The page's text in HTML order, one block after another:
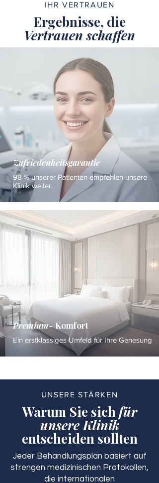
IHR VERTRAUEN
Ergebnisse, die
Vertrauen schaffen
Zufriedenheitsgarantie
98 % unserer Patienten empfehlen unsere
Klinik weiter.
Premium-Komfort
Ein erstklassiges Umfeld für Ihre Genesung
UNSERE STÄRKEN
Warum Sie sichfür
unsere Klinik
entscheiden sollten
Jeder Behandlungsplan basiert auf
strengen medizinischen Protokollen,
die internationalen